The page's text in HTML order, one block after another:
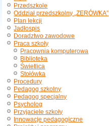
Przedszkole
Oddział przedszkolny „ZERÓWKA”
Plan lekcji
Jadłospis
Doradztwo zawodowe
Praca szkoły
Pracownia komputerowa
Biblioteka
Świetlica
Stołówka
Procedury
Pedagog szkolny
Pedagog specjalny
Psycholog
Przyjaciele szkoły
Innowacje pedagogiczne